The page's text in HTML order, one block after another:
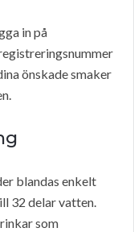
in på
önskade smaker
blandas enkelt
32 delar vatten.
som